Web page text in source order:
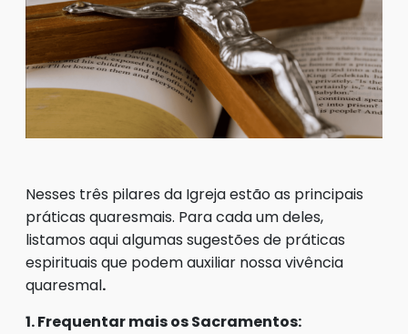
Nesses três pilares da Igreja estão as principais
práticas quaresmais. Para cada um deles,
listamos aqui algumas sugestões de práticas
espirituais que podem auxiliar nossa vivência
quaresmal.
1. Frequentar mais os Sacramentos: